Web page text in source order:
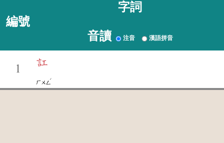
編號
字詞
音讀 注音 漢語拼音
1
訌
ㄏㄨㄥ
ˊ